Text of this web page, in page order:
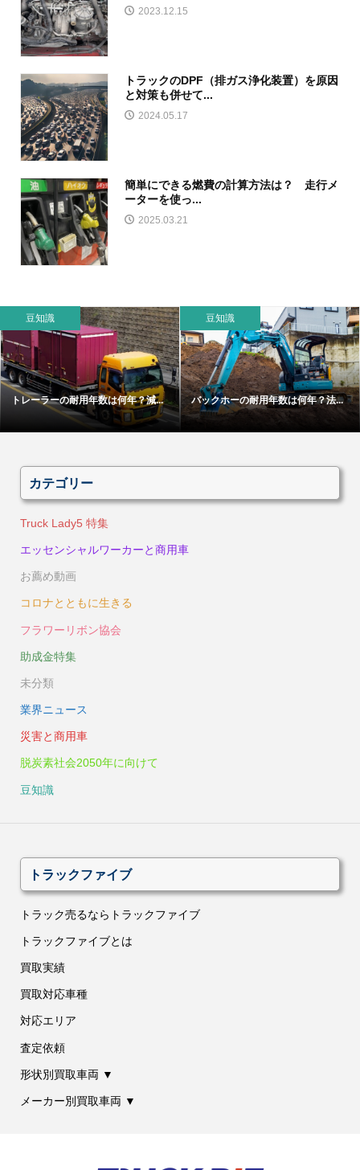
2023.12.15
トラックのDPF（排ガス浄化装置）を原因
と対策も併せて...
2024.05.17
簡単にできる燃費の計算方法は？ 走行メ
ーターを使っ...
2025.03.21
豆知識
トレーラーの耐用年数は何年？減...
豆知識
バックホーの耐用年数は何年？法...
カテゴリー
Truck Lady5 特集
エッセンシャルワーカーと商用車
お薦め動画
コロナとともに生きる
フラワーリボン協会
助成金特集
未分類
業界ニュース
災害と商用車
脱炭素社会2050年に向けて
豆知識
トラックファイブ
トラック売るならトラックファイブ
トラックファイブとは
買取実績
買取対応車種
対応エリア
査定依頼
形状別買取車両 ▼
メーカー別買取車両 ▼